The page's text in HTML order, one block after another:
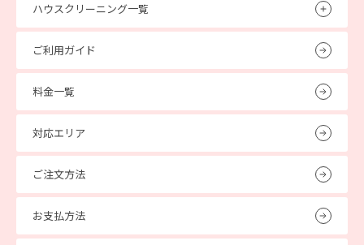
ハウスクリーニング一覧
ご利用ガイド
料金一覧
対応エリア
ご注文方法
お支払方法